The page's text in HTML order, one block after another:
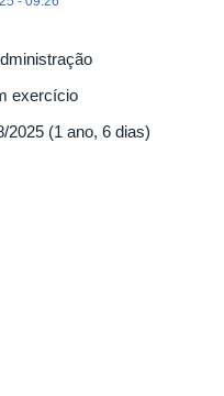
exercício
2025 (1 ano, 6 dias)